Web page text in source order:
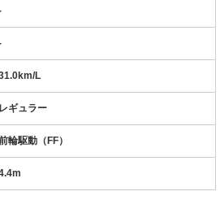
L
レギュラー
輪駆動（FF）
m